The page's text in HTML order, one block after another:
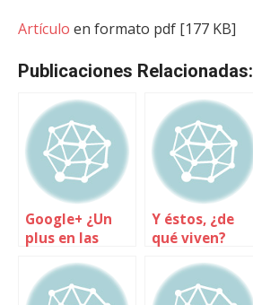
Artículo en formato pdf [177 KB]
Publicaciones Relacionadas:
Google+ ¿Un
plus en las
Y éstos, ¿de
qué viven?
negocio en
Internet